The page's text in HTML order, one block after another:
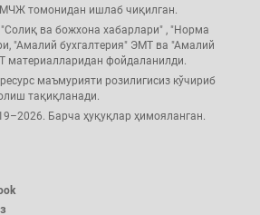
МЧЖ томонидан ишлаб чиқилган.
ва божхона хабарлари" , "Норма
"Амалий бухгалтерия" ЭМТ ва "Амалий
материалларидан фойдаланилди.
маъмурияти розилигисиз кўчириб
тақиқланади.
Барча ҳуқуқлар ҳимояланган.